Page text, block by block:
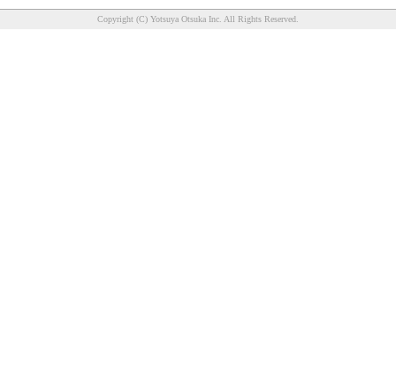
Copyright (C) Yotsuya Otsuka Inc. All Rights Reserved.